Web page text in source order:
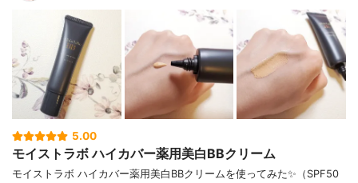
5.00
モイストラボ ハイカバー薬用美白BBクリーム
モイストラボ ハイカバー薬用美白BBクリームを使ってみた✨（SPF50